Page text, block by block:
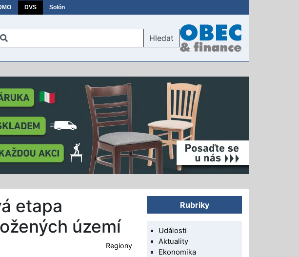
DVS Solón
Hledat
etapa
území
Regiony
Rubriky
Události
Aktuality
Ekonomika